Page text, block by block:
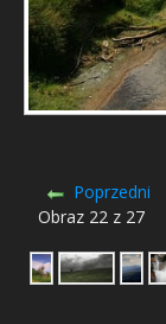
Poprzedni
Obraz 22 z 27